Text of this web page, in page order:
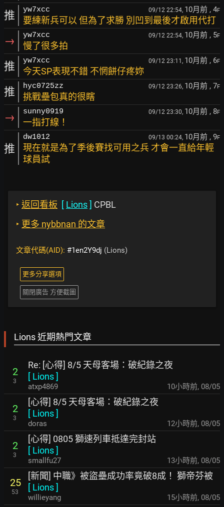
推 yw7xcc 09/12 22:54, 10月前 , 4F
要練新兵可以 但為了求勝 別凹到最後才啟用代打
→ yw7xcc 09/12 22:54, 10月前 , 5F
慢了很多拍
推 yw7xcc 09/12 23:11, 10月前 , 6F
今天SP表現不錯 不惘餅仔疼妳
推 hyc0725zz 09/12 23:26, 10月前 , 7F
挑戰壘包真的很瞎
→ sunny0919 09/12 23:30, 10月前 , 8F
一指打線！
推
dw1012 09/13 00:24, 10月前 , 9F
現在就是為了季後賽找可用之兵 才會一直給年輕
球員試
‣ 返回看板 [ Lions] CPBL
‣ 更多 nybbnan 的文章
文章代碼(AID): #1en2Y9dj (Lions)
更多分享選項
關閉廣告 方便截圖
Lions 近期熱門文章
2
3
Re: [心得] 8/5 天母客場：破紀錄之夜
[ Lions]
atxp4869 10小時前, 08/05
2
3
[心得] 8/5 天母客場：破紀錄之夜
[ Lions]
doras 12小時前, 08/05
2
3
[心得] 0805 獅速列車抵達完封站
[ Lions]
smallfu27 13小時前, 08/05
25
53
[新聞] 中職》被盜壘成功率竟破8成！ 獅帝芬被
[ Lions]
willieyang 15小時前, 08/05